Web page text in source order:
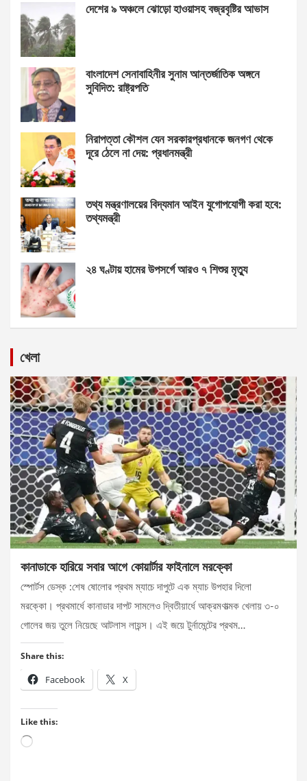
দেশের ৯ অঞ্চলে ঝোড়ো হাওয়াসহ বজ্রবৃষ্টির আভাস
বাংলাদেশ সেনাবাহিনীর সুনাম আন্তর্জাতিক অঙ্গনে
সুবিদিত: রাষ্ট্রপতি
নিরাপত্তা কৌশল যেন সরকারপ্রধানকে জনগণ থেকে
দূরে ঠেলে না দেয়: প্রধানমন্ত্রী
তথ্য মন্ত্রণালয়ের বিদ্যমান আইন যুগোপযোগী করা হবে:
তথ্যমন্ত্রী
২৪ ঘণ্টায় হামের উপসর্গে আরও ৭ শিশুর মৃত্যু
খেলা
কানাডাকে হারিয়ে সবার আগে কোয়ার্টার ফাইনালে মরক্কো
স্পোর্টস ডেস্ক :শেষ ষোলোর প্রথম ম্যাচে দাপুটে এক ম্যাচ উপহার দিলো
মরক্কো। প্রথমার্ধে কানাডার দাপট সামলেও দ্বিতীয়ার্ধে আক্রমণাত্মক খেলায় ৩-০
গোলের জয় তুলে নিয়েছে আটলাস লায়ন্স। এই জয়ে টুর্নামেন্টের প্রথম…
Share this:
Facebook X
Like this:
Loading…